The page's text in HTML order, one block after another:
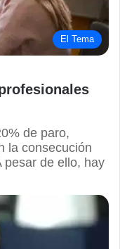
El Tema
de paro,
la consecución
pesar de ello, hay